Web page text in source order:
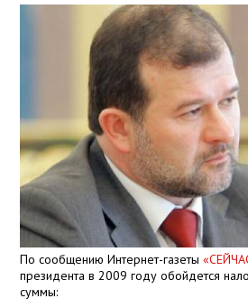
По сообщению Интернет-газеты
президента в 2009 году обойдется
суммы: